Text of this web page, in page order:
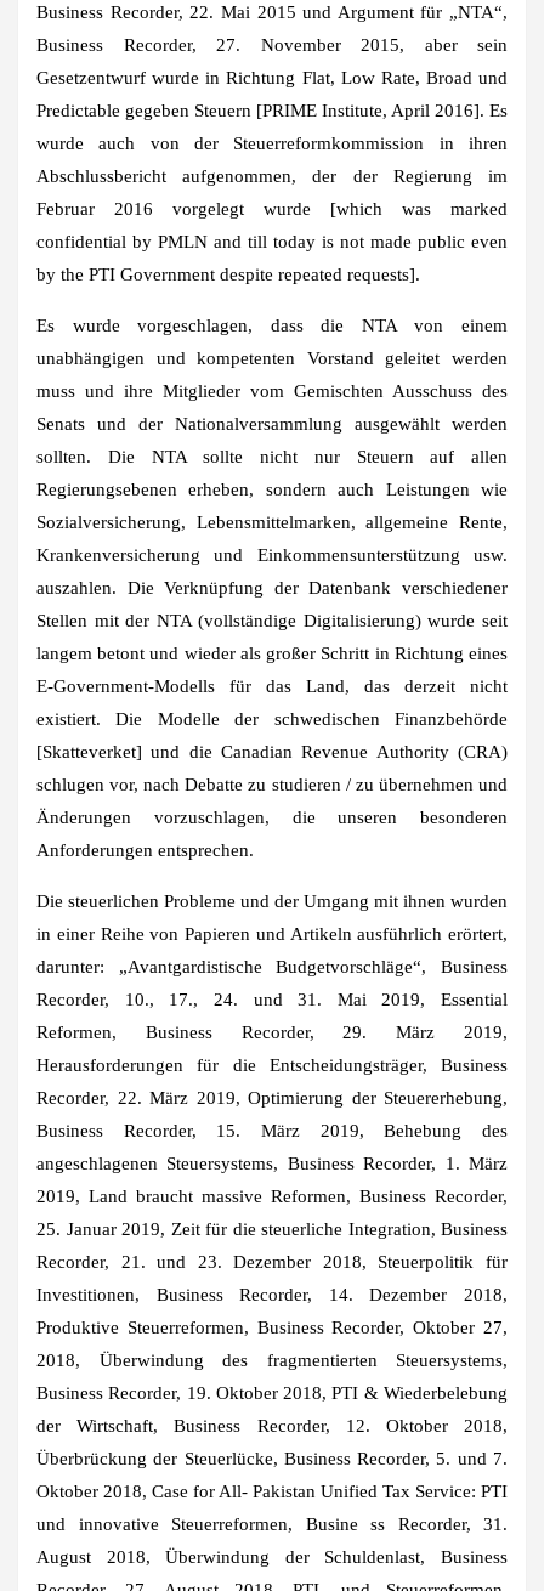
Business Recorder, 22. Mai 2015 und Argument für „NTA“,
Business Recorder, 27. November 2015, aber sein
Gesetzentwurf wurde in Richtung Flat, Low Rate, Broad und
Predictable gegeben Steuern [PRIME Institute, April 2016]. Es
wurde auch von der Steuerreformkommission in ihren
Abschlussbericht aufgenommen, der der Regierung im
Februar 2016 vorgelegt wurde [which was marked
confidential by PMLN and till today is not made public even
by the PTI Government despite repeated requests].
Es wurde vorgeschlagen, dass die NTA von einem
unabhängigen und kompetenten Vorstand geleitet werden
muss und ihre Mitglieder vom Gemischten Ausschuss des
Senats und der Nationalversammlung ausgewählt werden
sollten. Die NTA sollte nicht nur Steuern auf allen
Regierungsebenen erheben, sondern auch Leistungen wie
Sozialversicherung, Lebensmittelmarken, allgemeine Rente,
Krankenversicherung und Einkommensunterstützung usw.
auszahlen. Die Verknüpfung der Datenbank verschiedener
Stellen mit der NTA (vollständige Digitalisierung) wurde seit
langem betont und wieder als großer Schritt in Richtung eines
E-Government-Modells für das Land, das derzeit nicht
existiert. Die Modelle der schwedischen Finanzbehörde
[Skatteverket] und die Canadian Revenue Authority (CRA)
schlugen vor, nach Debatte zu studieren / zu übernehmen und
Änderungen vorzuschlagen, die unseren besonderen
Anforderungen entsprechen.
Die steuerlichen Probleme und der Umgang mit ihnen wurden
in einer Reihe von Papieren und Artikeln ausführlich erörtert,
darunter: „Avantgardistische Budgetvorschläge“, Business
Recorder, 10., 17., 24. und 31. Mai 2019, Essential
Reformen, Business Recorder, 29. März 2019,
Herausforderungen für die Entscheidungsträger, Business
Recorder, 22. März 2019, Optimierung der Steuererhebung,
Business Recorder, 15. März 2019, Behebung des
angeschlagenen Steuersystems, Business Recorder, 1. März
2019, Land braucht massive Reformen, Business Recorder,
25. Januar 2019, Zeit für die steuerliche Integration, Business
Recorder, 21. und 23. Dezember 2018, Steuerpolitik für
Investitionen, Business Recorder, 14. Dezember 2018,
Produktive Steuerreformen, Business Recorder, Oktober 27,
2018, Überwindung des fragmentierten Steuersystems,
Business Recorder, 19. Oktober 2018, PTI & Wiederbelebung
der Wirtschaft, Business Recorder, 12. Oktober 2018,
Überbrückung der Steuerlücke, Business Recorder, 5. und 7.
Oktober 2018, Case for All- Pakistan Unified Tax Service: PTI
und innovative Steuerreformen, Busine ss Recorder, 31.
August 2018, Überwindung der Schuldenlast, Business